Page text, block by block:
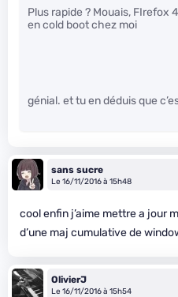
Plus rapide ? Mouais, FIrefox
en cold boot chez moi
génial. et tu en déduis que
sans sucre
Le 16/11/2016 à 15h48
cool enfin j’aime mettre a jour
d’une maj cumulative de
OlivierJ
Le 16/11/2016 à 15h54